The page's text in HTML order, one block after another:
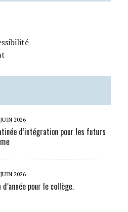
2026
d’intégration pour les futurs
2026
d’année pour le collège.